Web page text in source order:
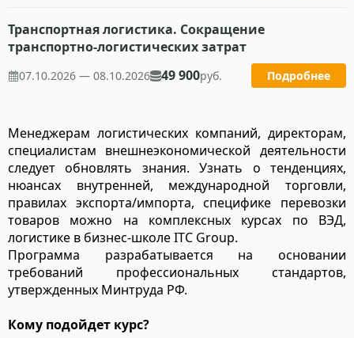
Транспортная логистика. Сокращение
транспортно-логистических затрат
07.10.2026 — 08.10.2026 49 900руб. Подробнее
Менеджерам логистических компаний, директорам,
специалистам внешнеэкономической деятельности
следует обновлять знания. Узнать о тенденциях,
нюансах внутренней, международной торговли,
правилах экспорта/импорта, специфике перевозки
товаров можно на комплексных курсах по ВЭД,
логистике в бизнес-школе ITC Group.
Программа разрабатывается на основании
требований профессиональных стандартов,
утвержденных Минтруда РФ.
Кому подойдет курс?